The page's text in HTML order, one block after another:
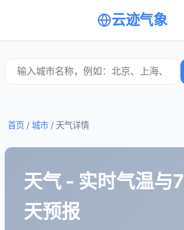
云迹气象
首页 / 城市 / 天气详情
天气 - 实时气温与7
天预报